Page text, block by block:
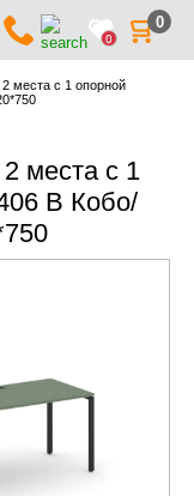
0
0
места с 1 опорной
места с 1
B Кобо/